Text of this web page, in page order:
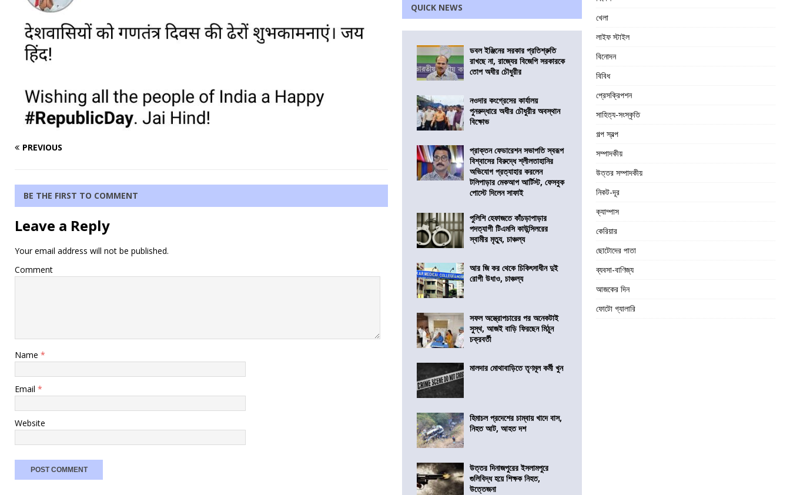
PREVIOUS
BE THE FIRST TO COMMENT
Leave a Reply
Your email address will not be published.
Comment
Name *
Email *
Website
QUICK NEWS
ডবল ইঞ্জিনের সরকার প্রতিশ্রুতি
রাখছে না, রাজ্যের বিজেপি সরকারকে
তোপ অধীর চৌধুরীর
নওদার কংগ্রেসের কার্যালয়
পুনরুদ্ধারে অধীর চৌধুরীর অবস্থান
বিক্ষোভ
প্রাক্তন ফেডারেশন সভাপতি স্বরূপ
বিশ্বাসের বিরুদ্ধে শ্লীলতাহানির
অভিযোগ প্রত্যাহার করলেন
টলিপাড়ার মেকআপ আর্টিস্ট, ফেসবুক
পোস্টে দিলেন সাফাই
পুলিশি হেফাজতে কাঁচড়াপাড়ার
পদত্যাগী টিএমসি কাউন্সিলরের
স্বামীর মৃত্যু, চাঞ্চল্য
আর জি কর থেকে চিকিৎসাধীন দুই
রোগী উধাও, চাঞ্চল্য
সফল অস্ত্রোপচারের পর অনেকটাই
সুস্থ, আজই বাড়ি ফিরছেন মিঠুন
চক্রবর্তী
মালদার মোথাবাড়িতে তৃণমূল কর্মী খুন
হিমাচল প্রদেশের চাম্বায় খাদে বাস,
নিহত আট, আহত দশ
উত্তর দিনাজপুরের ইসলামপুরে
গুলিবিদ্ধ হয়ে শিক্ষক নিহত,
উত্তেজনা
খেলা
লাইফ স্টাইল
বিনোদন
বিবিধ
প্রেসক্রিপশন
সাহিত্য-সংস্কৃতি
গল্প স্বল্প
সম্পাদকীয়
উত্তর সম্পাদকীয়
নিকট-দূর
ক্যাম্পাস
কেরিয়ার
ছোটোদের পাতা
ব্যবসা-বাণিজ্য
আজকের দিন
ফোটো গ্যালারি